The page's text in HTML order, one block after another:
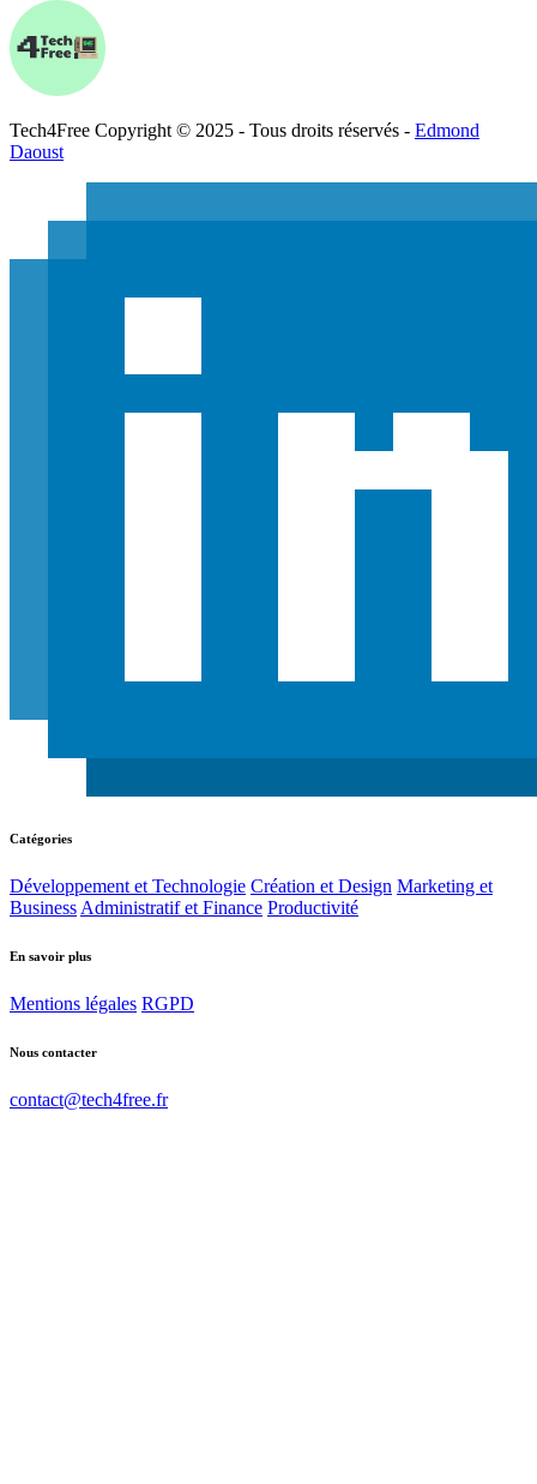
Tech4Free Copyright © 2025 - Tous droits réservés - Edmond
Daoust
Catégories
Développement et Technologie Création et Design Marketing et
Business Administratif et Finance Productivité
En savoir plus
Mentions légales RGPD
Nous contacter
contact@tech4free.fr